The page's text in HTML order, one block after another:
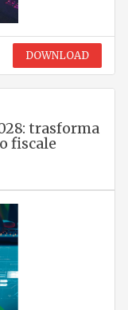
DOWNLOAD
trasforma
fiscale